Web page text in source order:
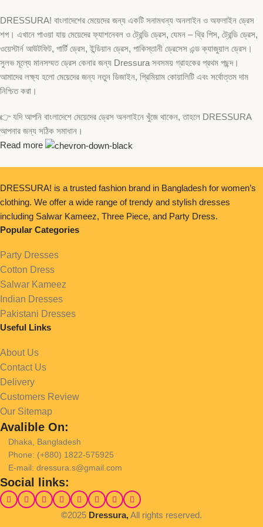
DRESSURA! বাংলাদেশের মেয়েদের জন্য একটি সনামধন্য অনলাইন ও অফলাইন ড্রেস
শপ। এখানে পাওয়া যায় মেয়েদের ফ্যাশনেবল ও ট্রেন্ডি ড্রেস, যেমন – থ্রি পিস, ট্রেন্ডি ড্রেস,
ওয়েস্টার্ন আউটফিট, পার্টি ড্রেস, ইন্ডিয়ান ড্রেস, পাকিস্তানী ড্রেসেস এন্ড ক্যাজুয়াল ড্রেস।
সুলভ মূল্যে মানসম্মত ড্রেস কেনার জন্য Dressura সবসময় গ্রাহকের প্রথম পছন্দ।
আমাদের লক্ষ্য হলো মেয়েদের জন্য নতুন ডিজাইন, প্রিমিয়াম কোয়ালিটি এবং সর্বোত্তম দাম
নিশ্চিত করা।
👉 যদি আপনি বাংলাদেশে মেয়েদের ড্রেস অনলাইনে খুঁজে থাকেন, তাহলে DRESSURA
আপনার জন্য সঠিক সমাধান।
Read more
DRESSURA! is a trusted fashion brand in Bangladesh for women’s
clothing. We offer a wide range of trendy and stylish dresses
including Salwar Kameez, Three Piece, and Party Dress.
Popular Categories
Party Dresses
Cotton Dress
Salwar Kameez
Indian Dresses
Pakistani Dresses
Useful Links
About Us
Contact Us
Delivery
Customers Review
Our Sitemap
Avalible On:
Dhaka, Bangladesh
Phone: (+880) 1822-575925
E-mail: dressura.s@gmail.com
Social links:
©2025 Dressura,All rights reserved.